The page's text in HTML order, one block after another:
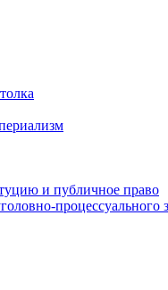
и публичное право
процессуального